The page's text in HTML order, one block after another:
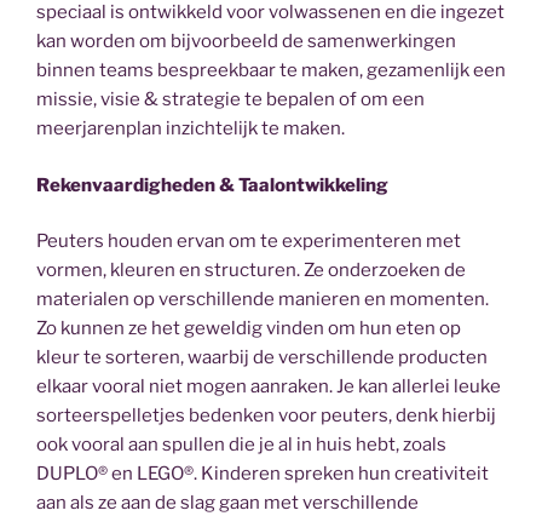
speciaal is ontwikkeld voor volwassenen en die ingezet
kan worden om bijvoorbeeld de samenwerkingen
binnen teams bespreekbaar te maken, gezamenlijk een
missie, visie & strategie te bepalen of om een
meerjarenplan inzichtelijk te maken.
Rekenvaardigheden & Taalontwikkeling
Peuters houden ervan om te experimenteren met
vormen, kleuren en structuren. Ze onderzoeken de
materialen op verschillende manieren en momenten.
Zo kunnen ze het geweldig vinden om hun eten op
kleur te sorteren, waarbij de verschillende producten
elkaar vooral niet mogen aanraken. Je kan allerlei leuke
sorteerspelletjes bedenken voor peuters, denk hierbij
ook vooral aan spullen die je al in huis hebt, zoals
DUPLO® en LEGO®. Kinderen spreken hun creativiteit
aan als ze aan de slag gaan met verschillende